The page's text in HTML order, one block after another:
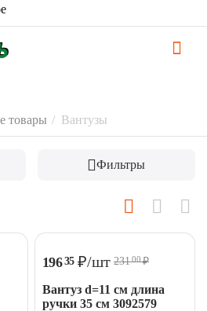
товары / Вантузы
Фильтры
19635 ₽/шт 23100₽
Вантуз d=11 см длина
ручки 35 см 3092579